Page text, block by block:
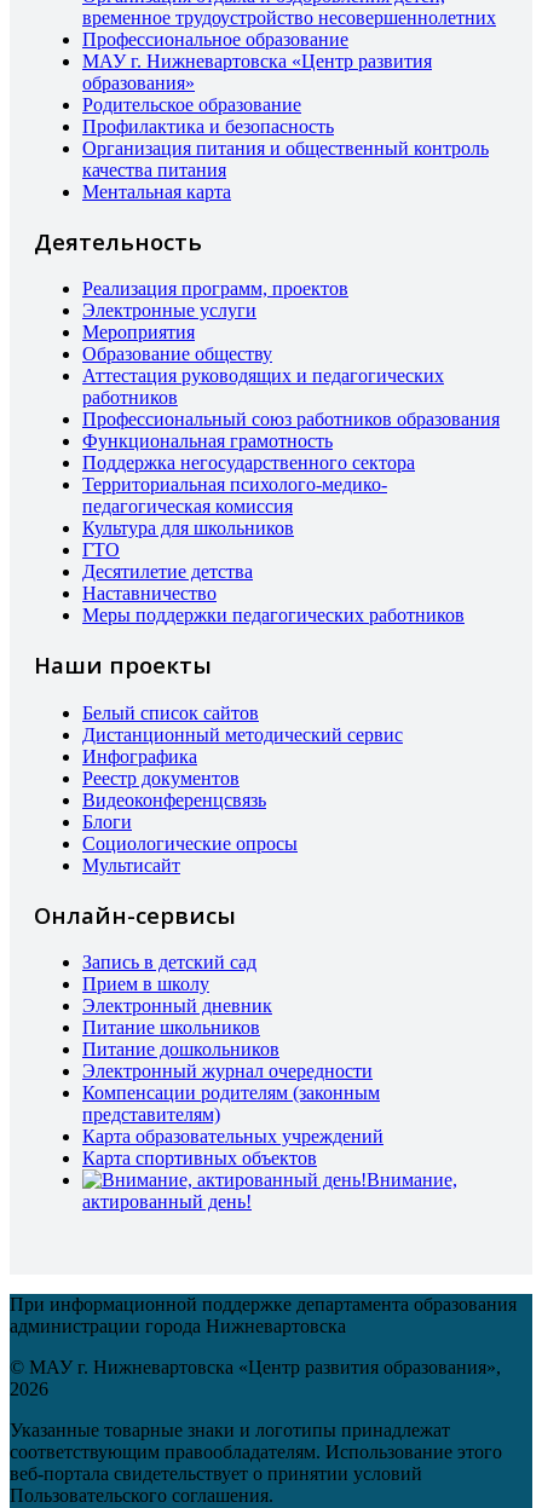
временное трудоустройство несовершеннолетних
Профессиональное образование
МАУ г. Нижневартовска «Центр развития
образования»
Родительское образование
Профилактика и безопасность
Организация питания и общественный контроль
качества питания
Ментальная карта
Деятельность
Реализация программ, проектов
Электронные услуги
Мероприятия
Образование обществу
Аттестация руководящих и педагогических
работников
Профессиональный союз работников образования
Функциональная грамотность
Поддержка негосударственного сектора
Территориальная психолого-медико-
педагогическая комиссия
Культура для школьников
ГТО
Десятилетие детства
Наставничество
Меры поддержки педагогических работников
Наши проекты
Белый список сайтов
Дистанционный методический сервис
Инфографика
Реестр документов
Видеоконференцсвязь
Блоги
Социологические опросы
Мультисайт
Онлайн-сервисы
Запись в детский сад
Прием в школу
Электронный дневник
Питание школьников
Питание дошкольников
Электронный журнал очередности
Компенсации родителям (законным
представителям)
Карта образовательных учреждений
Карта спортивных объектов
Внимание,
актированный день!
При информационной поддержке департамента образования
администрации города Нижневартовска
© МАУ г. Нижневартовска «Центр развития образования»,
2026
Указанные товарные знаки и логотипы принадлежат
соответствующим правообладателям. Использование этого
веб-портала свидетельствует о принятии условий
Пользовательского соглашения.